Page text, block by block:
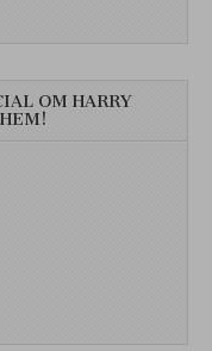
OM HARRY